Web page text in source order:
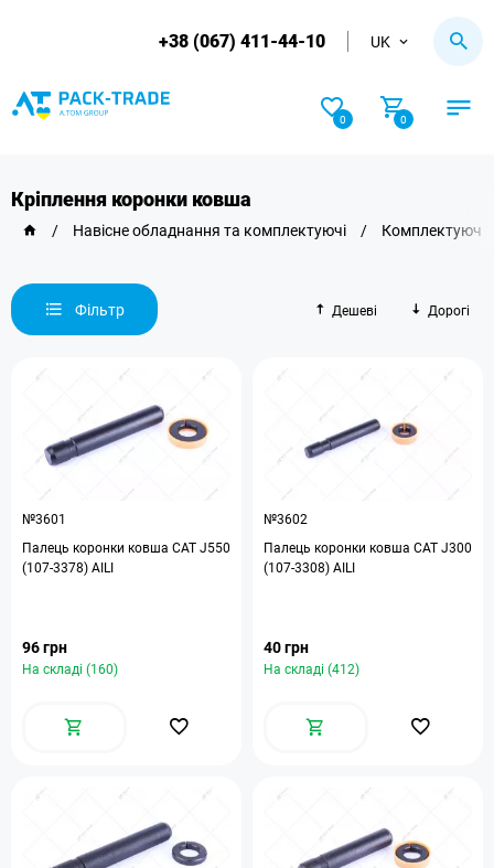
+38 (067) 411-44-10 UK
0 0
Кріплення коронки ковша
/ Навісне обладнання та комплектуючі / Комплектуючі
Фільтр Дешеві Дорогі
№3601
Палець коронки ковша САТ J550
(107-3378) AILI
96 грн
На складі (160)
№3602
Палець коронки ковша САТ J300
(107-3308) AILI
40 грн
На складі (412)